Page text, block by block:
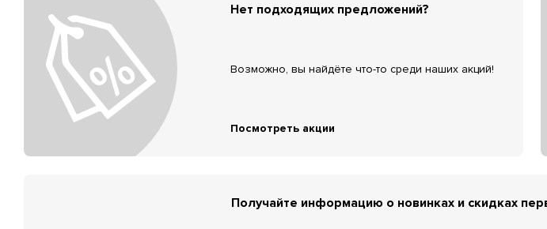
Нет подходящих предложений?
Возможно, вы найдёте что-то среди наших акций!
Посмотреть акции
Получайте информацию о новинках и скидках